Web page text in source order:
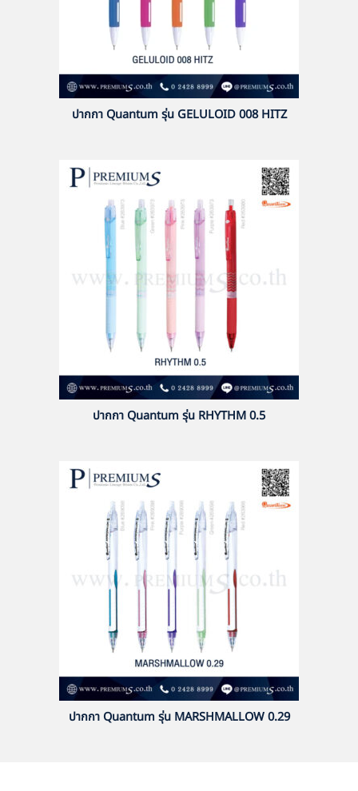
ปากกา Quantum รุ่น GELULOID 008 HITZ
ปากกา Quantum รุ่น RHYTHM 0.5
ปากกา Quantum รุ่น MARSHMALLOW 0.29